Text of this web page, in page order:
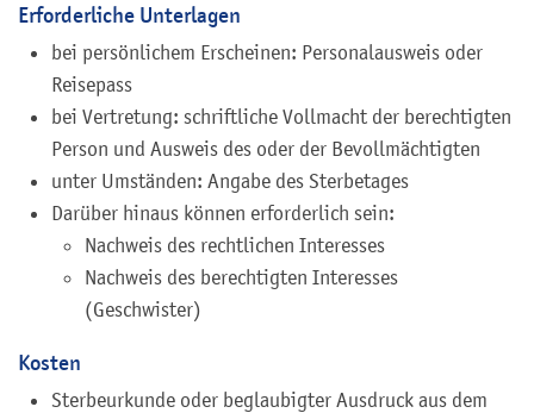
Erforderliche Unterlagen
bei persönlichem Erscheinen: Personalausweis oder
Reisepass
bei Vertretung: schriftliche Vollmacht der berechtigten
Person und Ausweis des oder der Bevollmächtigten
unter Umständen: Angabe des Sterbetages
Darüber hinaus können erforderlich sein:
Nachweis des rechtlichen Interesses
Nachweis des berechtigten Interesses
(Geschwister)
Kosten
Sterbeurkunde oder beglaubigter Ausdruck aus dem